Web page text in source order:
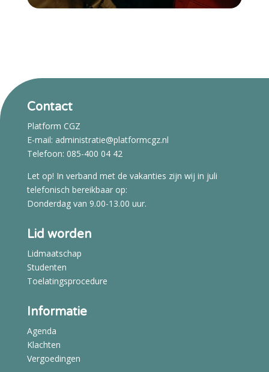
Contact
Platform CGZ
E-mail: administratie@platformcgz.nl
Telefoon: 085-400 04 42
Let op! In verband met de vakanties zijn wij in juli
telefonisch bereikbaar op:
Donderdag van 9.00-13.00 uur.
Lid worden
Lidmaatschap
Studenten
Toelatingsprocedure
Informatie
Agenda
Klachten
Vergoedingen